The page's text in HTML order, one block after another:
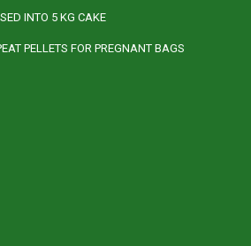
INTO 5 KG CAKE
PELLETS FOR PREGNANT BAGS